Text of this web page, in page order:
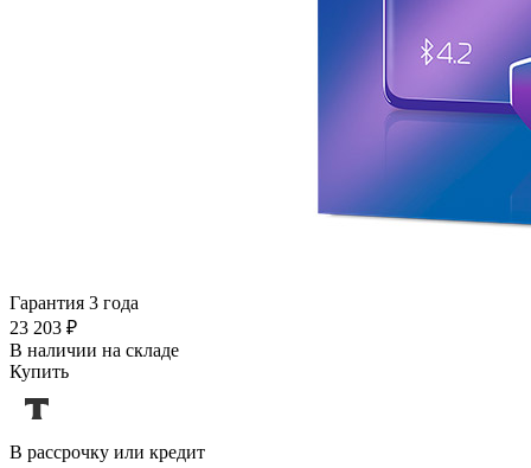
Гарантия 3 года
23 203 ₽
В наличии на складе
Купить
В рассрочку или кредит